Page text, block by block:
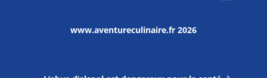
www.aventureculinaire.fr2026